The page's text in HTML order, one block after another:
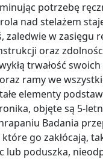
potrzebę
nad stelażem
zaledwie w
oraz
trwałość
ramy we
elementy
objęte są 5-
Badania
go zakłócają,
lub poduszka,